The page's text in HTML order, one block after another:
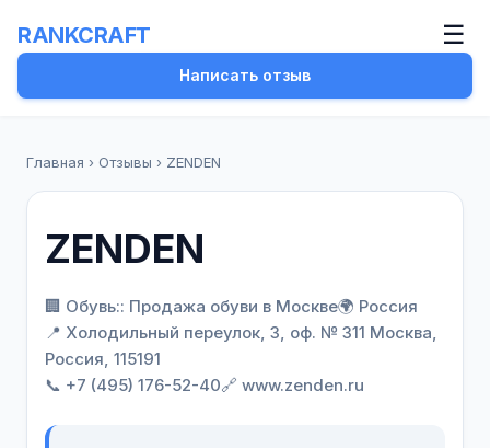
RANKCRAFT ☰
Написать отзыв
Главная › Отзывы › ZENDEN
ZENDEN
🏢 Обувь:: Продажа обуви в Москве🌍 Россия
📍 Холодильный переулок, 3, оф. № 311 Москва,
Россия, 115191
📞 +7 (495) 176-52-40🔗 www.zenden.ru